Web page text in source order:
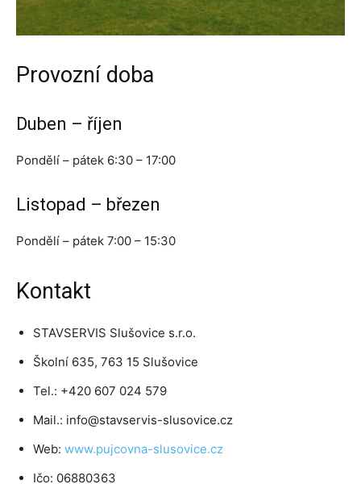
Provozní doba
Duben – říjen
Pondělí – pátek 6:30 – 17:00
Listopad – březen
Pondělí – pátek 7:00 – 15:30
Kontakt
STAVSERVIS Slušovice s.r.o.
Školní 635, 763 15 Slušovice
Tel.: +420 607 024 579
Mail.: info@stavservis-slusovice.cz
Web: www.pujcovna-slusovice.cz
Ičo: 06880363